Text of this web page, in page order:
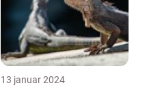
13 januar 2024